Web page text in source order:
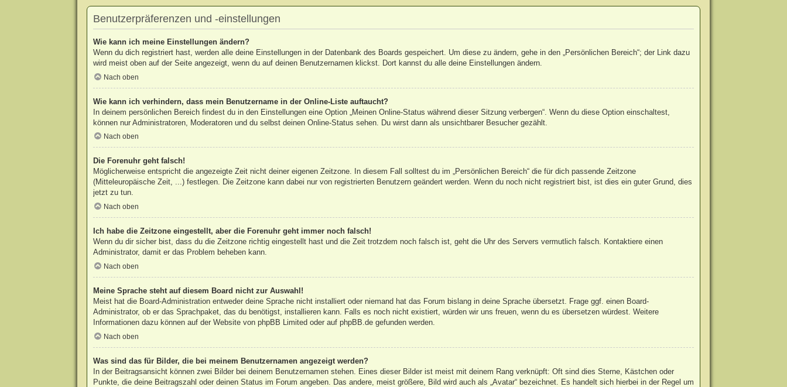
Benutzerpräferenzen und -einstellungen
Wie kann ich meine Einstellungen ändern?
Wenn du dich registriert hast, werden alle deine Einstellungen in der Datenbank des Boards gespeichert. Um diese zu ändern, gehe in den „Persönlichen Bereich“; der Link dazu
wird meist oben auf der Seite angezeigt, wenn du auf deinen Benutzernamen klickst. Dort kannst du alle deine Einstellungen ändern.
Nach oben
Wie kann ich verhindern, dass mein Benutzername in der Online-Liste auftaucht?
In deinem persönlichen Bereich findest du in den Einstellungen eine Option „Meinen Online-Status während dieser Sitzung verbergen“. Wenn du diese Option einschaltest,
können nur Administratoren, Moderatoren und du selbst deinen Online-Status sehen. Du wirst dann als unsichtbarer Besucher gezählt.
Nach oben
Die Forenuhr geht falsch!
Möglicherweise entspricht die angezeigte Zeit nicht deiner eigenen Zeitzone. In diesem Fall solltest du im „Persönlichen Bereich“ die für dich passende Zeitzone
(Mitteleuropäische Zeit, ...) festlegen. Die Zeitzone kann dabei nur von registrierten Benutzern geändert werden. Wenn du noch nicht registriert bist, ist dies ein guter Grund, dies
jetzt zu tun.
Nach oben
Ich habe die Zeitzone eingestellt, aber die Forenuhr geht immer noch falsch!
Wenn du dir sicher bist, dass du die Zeitzone richtig eingestellt hast und die Zeit trotzdem noch falsch ist, geht die Uhr des Servers vermutlich falsch. Kontaktiere einen
Administrator, damit er das Problem beheben kann.
Nach oben
Meine Sprache steht auf diesem Board nicht zur Auswahl!
Meist hat die Board-Administration entweder deine Sprache nicht installiert oder niemand hat das Forum bislang in deine Sprache übersetzt. Frage ggf. einen Board-
Administrator, ob er das Sprachpaket, das du benötigst, installieren kann. Falls es noch nicht existiert, würden wir uns freuen, wenn du es übersetzen würdest. Weitere
Informationen dazu können auf der Website von phpBB Limited oder auf phpBB.degefunden werden.
Nach oben
Was sind das für Bilder, die bei meinem Benutzernamen angezeigt werden?
In der Beitragsansicht können zwei Bilder bei deinem Benutzernamen stehen. Eines dieser Bilder ist meist mit deinem Rang verknüpft: Oft sind dies Sterne, Kästchen oder
Punkte, die deine Beitragszahl oder deinen Status im Forum angeben. Das andere, meist größere, Bild wird auch als „Avatar“ bezeichnet. Es handelt sich hierbei in der Regel um